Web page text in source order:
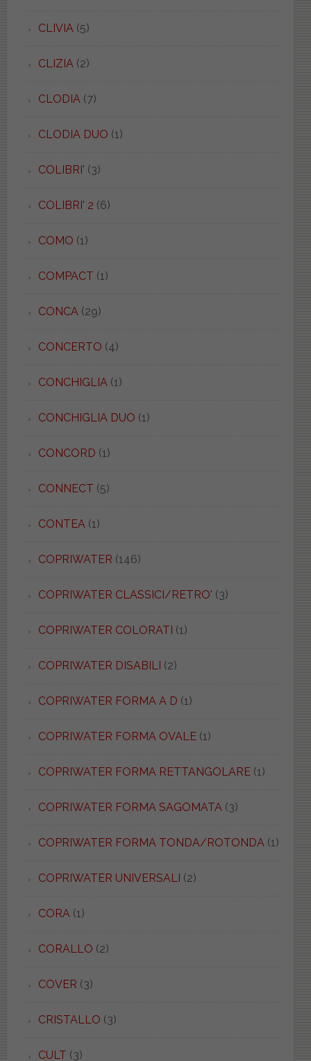
CLIVIA(5)
CLIZIA(2)
CLODIA(7)
CLODIA DUO (1)
COLIBRI' (3)
COLIBRI' 2 (6)
COMO (1)
COMPACT (1)
CONCA(29)
CONCERTO (4)
CONCHIGLIA(1)
CONCHIGLIA DUO (1)
CONCORD (1)
CONNECT (5)
CONTEA(1)
COPRIWATER (146)
COPRIWATER CLASSICI/RETRO' (3)
COPRIWATER COLORATI (1)
COPRIWATER DISABILI (2)
COPRIWATER FORMA A D (1)
COPRIWATER FORMA OVALE(1)
COPRIWATER FORMA RETTANGOLARE(1)
COPRIWATER FORMA SAGOMATA(3)
COPRIWATER FORMA TONDA/ROTONDA(1)
COPRIWATER UNIVERSALI (2)
CORA(1)
CORALLO (2)
COVER (3)
CRISTALLO (3)
CULT (3)